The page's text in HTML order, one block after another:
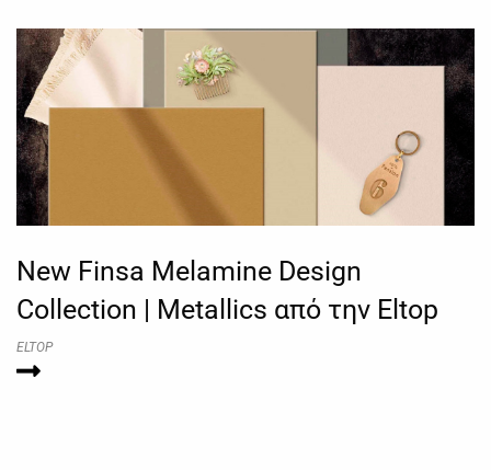
New Finsa Melamine Design
Collection | Metallics από την Eltop
ELTOP